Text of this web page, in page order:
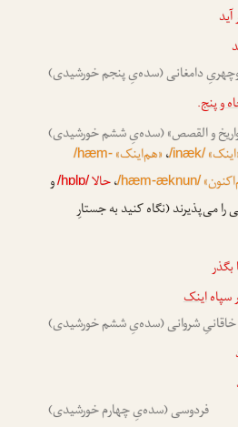
دامغانی (سده‌یِ پنجم خورشیدی)
و پنج.
و القصص» (سده‌یِ ششم خورشیدی)
/inæk/،«هم‌اینک» /hæm-
/hæm-æknun/،حالا/hɒlɒ/و
را می‌پذیرند (نگاه کنید به جستارِ
سپاهاینک
خاقانیِ شروانی (سده‌یِ ششم خورشیدی)
فردوسی (سده‌یِ چهارم خورشیدی)